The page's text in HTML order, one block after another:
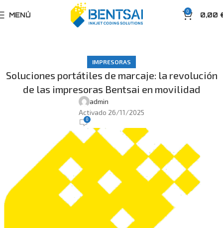
MENÚ 0 0,00
IMPRESORAS
Soluciones portátiles de marcaje: la revolución
de las impresoras Bentsai en movilidad
admin
Activado 26/11/2025
0